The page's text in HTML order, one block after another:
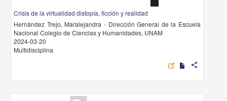
Crisis de la virtualidad distopía, ficción y realidad
Hernández Trejo, Maralejandra - Dirección General de la Escuela
Nacional Colegio de Ciencias y Humanidades, UNAM
2024-03-20
Multidisciplina
share